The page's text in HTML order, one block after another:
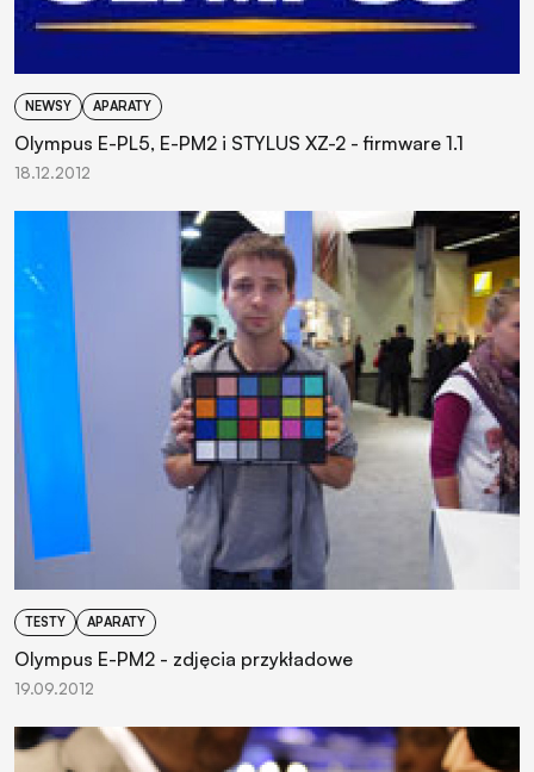
NEWSY APARATY
Olympus E-PL5, E-PM2 i STYLUS XZ-2 - firmware 1.1
18.12.2012
TESTY APARATY
Olympus E-PM2 - zdjęcia przykładowe
19.09.2012